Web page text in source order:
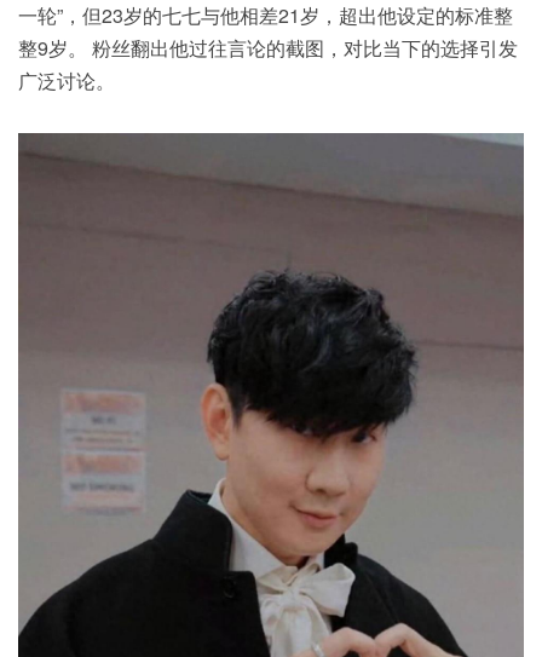
一轮”，但23岁的七七与他相差21岁，超出他设定的标准整
整9岁。 粉丝翻出他过往言论的截图，对比当下的选择引发
广泛讨论。